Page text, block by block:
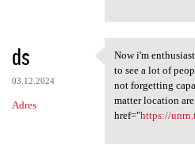
ds
03.12.2024
Adres
Now i'm
Now i'm
to see a lot of
not forgetting
matter location
href="https://